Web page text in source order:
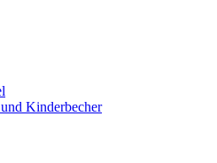
Kinderbecher